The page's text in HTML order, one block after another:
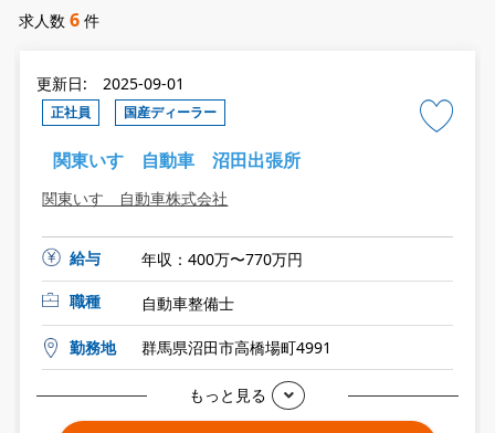
求人数6 件
更新日: 2025-09-01
正社員 国産ディーラー
関東いすゞ自動車 沼田出張所
関東いすゞ自動車株式会社
給与
年収：400万〜770万円
職種
自動車整備士
勤務地 群馬県沼田市高橋場町4991
もっと見る